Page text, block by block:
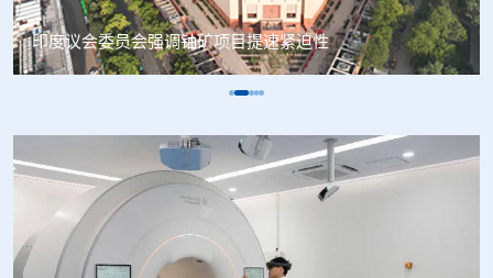
中核辐智正式设立 中国同辐持股90%打通核医疗全产业链